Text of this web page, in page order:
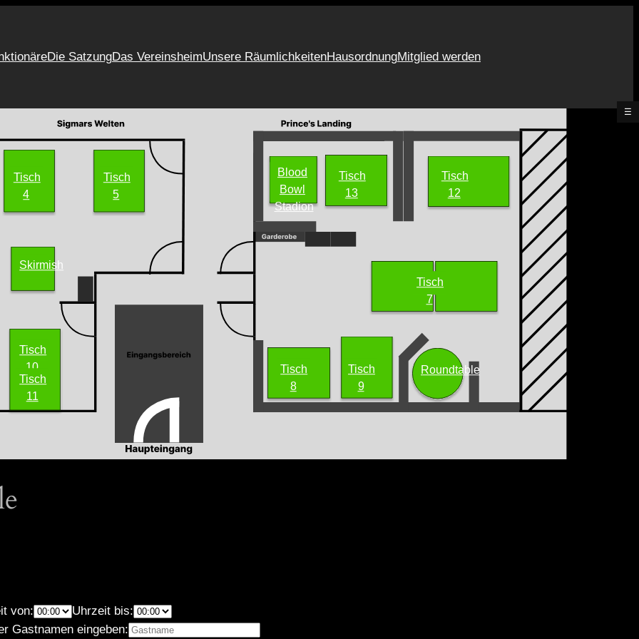
Die SatzungDas VereinsheimUnsere RäumlichkeitenHausordnungMitglied werden
☰
Tisch
4
Tisch
5
Tisch
7
Tisch
8
Tisch
9
Tisch
10
Tisch
11
Tisch
12
Tisch
13
Skirmish
Blood
Bowl
Stadion
Roundtable
von:
Uhrzeit bis:
Gastnamen eingeben: